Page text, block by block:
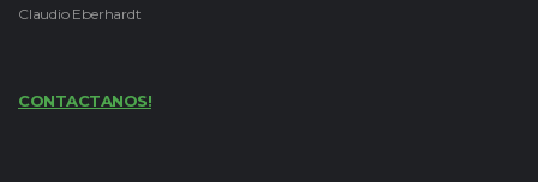
Claudio Eberhardt
CONTACTANOS!